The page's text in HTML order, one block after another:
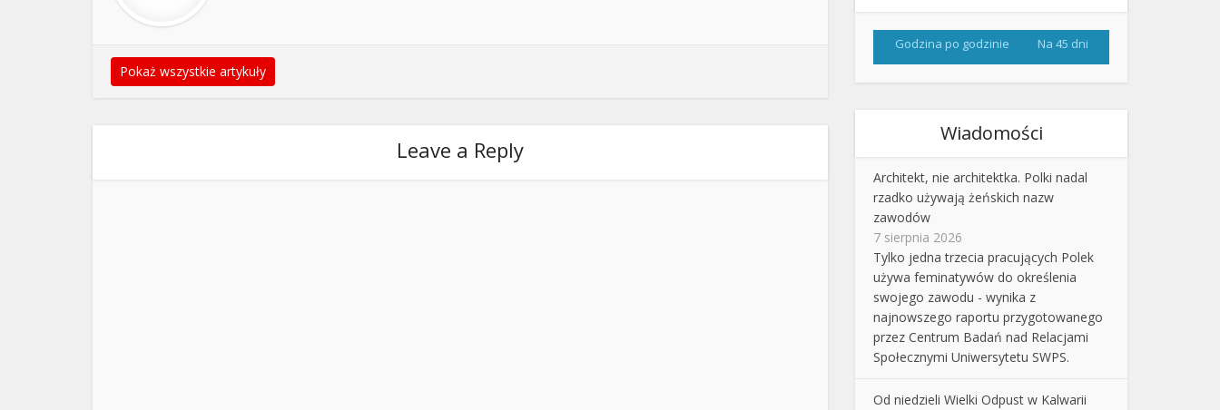
Pokaż wszystkie artykuły
Leave a Reply
Godzina po godzinie Na 45 dni
Wiadomości
Architekt, nie architektka. Polki nadal
rzadko używają żeńskich nazw
zawodów
7 sierpnia 2026
Tylko jedna trzecia pracujących Polek
używa feminatywów do określenia
swojego zawodu - wynika z
najnowszego raportu przygotowanego
przez Centrum Badań nad Relacjami
Społecznymi Uniwersytetu SWPS.
Od niedzieli Wielki Odpust w Kalwarii